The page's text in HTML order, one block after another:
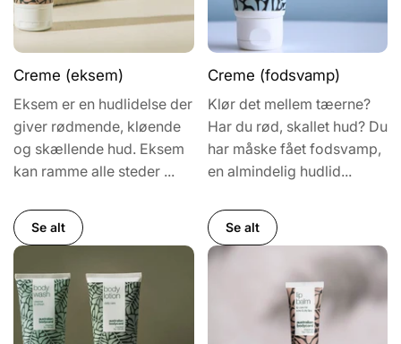
Creme (eksem)
Eksem er en hudlidelse der
giver rødmende, kløende
og skællende hud. Eksem
kan ramme alle steder ...
Se alt
Creme (fodsvamp)
Klør det mellem tæerne?
Har du rød, skallet hud? Du
har måske fået fodsvamp,
en almindelig hudlid...
Se alt